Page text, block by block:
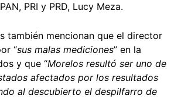
PRI y PRD, Lucy Meza.
también mencionan que el director
“sus malas mediciones” en la
y que “Morelos resultó ser uno de
afectados por los resultados
al descubierto el despilfarro de